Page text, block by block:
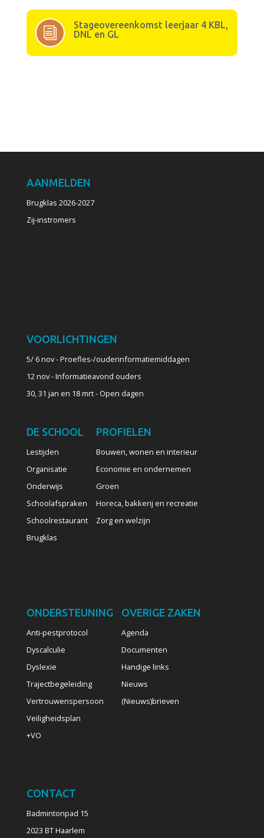
i
Stageovereenkomst leerjaar 4 KBL,
DNL en GL
AANMELDEN
Brugklas 2026-2027
Zij-instromers
VOORLICHTINGEN
5/ 6 nov - Proefles-/ouderinformatiemiddagen
12 nov - Informatieavond ouders
30, 31 jan en 18 mrt - Open dagen
DE SCHOOL
Lestijden
Organisatie
Onderwijs
Schoolafspraken
Schoolrestaurant
Brugklas
PROFIELEN
Bouwen, wonen en interieur
Economie en ondernemen
Groen
Horeca, bakkerij en recreatie
Zorg en welzijn
ONDERSTEUNING
Anti-pestprotocol
Dyscalculie
Dyslexie
Trajectbegeleiding
Vertrouwenspersoon
Veiligheidsplan
+VO
OVERIGE ZAKEN
Agenda
Documenten
Handige links
Nieuws
(Nieuws)brieven
CONTACT
Badmintonpad 15
2023 BT Haarlem